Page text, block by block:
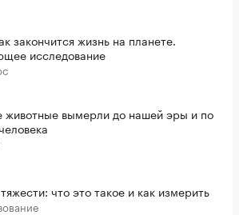
закончится жизнь на планете.
исследование
животные вымерли до нашей эры и по
что это такое и как измерить